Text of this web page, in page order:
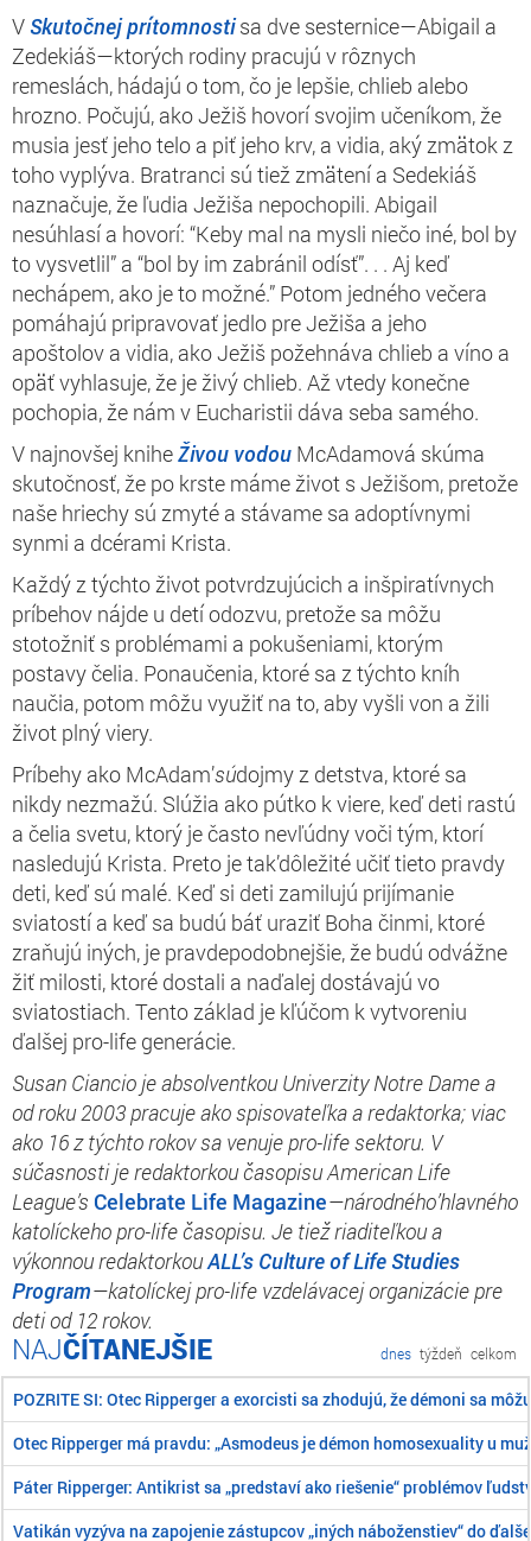
V Skutočnej prítomnostisa dve sesternice—Abigail a
Zedekiáš—ktorých rodiny pracujú v rôznych
remeslách, hádajú o tom, čo je lepšie, chlieb alebo
hrozno. Počujú, ako Ježiš hovorí svojim učeníkom, že
musia jesť jeho telo a piť jeho krv, a vidia, aký zmätok z
toho vyplýva. Bratranci sú tiež zmätení a Sedekiáš
naznačuje, že ľudia Ježiša nepochopili. Abigail
nesúhlasí a hovorí: “Keby mal na mysli niečo iné, bol by
to vysvetlil” a “bol by im zabránil odísť”. . . Aj keď
nechápem, ako je to možné.” Potom jedného večera
pomáhajú pripravovať jedlo pre Ježiša a jeho
apoštolov a vidia, ako Ježiš požehnáva chlieb a víno a
opäť vyhlasuje, že je živý chlieb. Až vtedy konečne
pochopia, že nám v Eucharistii dáva seba samého.
V najnovšej kniheŽivou vodou McAdamová skúma
skutočnosť, že po krste máme život s Ježišom, pretože
naše hriechy sú zmyté a stávame sa adoptívnymi
synmi a dcérami Krista.
Každý z týchto život potvrdzujúcich a inšpiratívnych
príbehov nájde u detí odozvu, pretože sa môžu
stotožniť s problémami a pokušeniami, ktorým
postavy čelia. Ponaučenia, ktoré sa z týchto kníh
naučia, potom môžu využiť na to, aby vyšli von a žili
život plný viery.
Príbehy ako McAdam’súdojmy z detstva, ktoré sa
nikdy nezmažú. Slúžia ako pútko k viere, keď deti rastú
a čelia svetu, ktorý je často nevľúdny voči tým, ktorí
nasledujú Krista. Preto je tak’dôležité učiť tieto pravdy
deti, keď sú malé. Keď si deti zamilujú prijímanie
sviatostí a keď sa budú báť uraziť Boha činmi, ktoré
zraňujú iných, je pravdepodobnejšie, že budú odvážne
žiť milosti, ktoré dostali a naďalej dostávajú vo
sviatostiach. Tento základ je kľúčom k vytvoreniu
ďalšej pro-life generácie.
Susan Ciancio je absolventkou Univerzity Notre Dame a
od roku 2003 pracuje ako spisovateľka a redaktorka; viac
ako 16 z týchto rokov sa venuje pro-life sektoru. V
súčasnosti je redaktorkou časopisu American Life
League’s Celebrate Life Magazine—národného’hlavného
katolíckeho pro-life časopisu. Je tiež riaditeľkou a
výkonnou redaktorkouALL’s Culture of Life Studies
Program—katolíckej pro-life vzdelávacej organizácie pre
deti od 12 rokov.
ČÍTANEJŠIE dnes týždeň celkom
POZRITE SI: Otec Ripperger a exorcisti sa zhodujú, že démoni sa
Otec Ripperger má pravdu: „Asmodeus je démon homosexuality u
Páter Ripperger: Antikrist sa „predstaví ako riešenie“ problémov
Vatikán vyzýva na zapojenie zástupcov „iných náboženstiev“ do